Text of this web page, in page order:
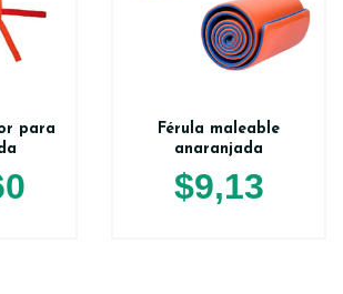
para
Férula maleable
anaranjada
$9,13